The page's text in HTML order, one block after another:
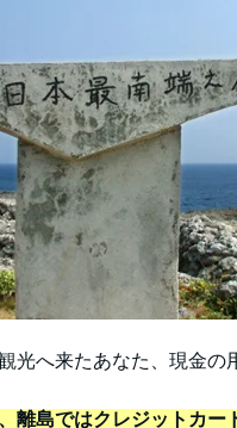
光へ来たあなた、現金の
離島ではクレジットカー